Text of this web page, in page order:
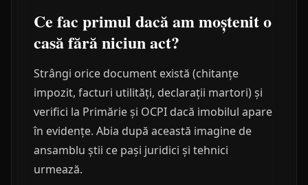
Ce fac primul dacă am moștenit o
casă fără niciun act?
Strângi orice document există (chitanțe
impozit, facturi utilități, declarații martori) și
verifici la Primărie și OCPI dacă imobilul apare
în evidențe. Abia după această imagine de
ansamblu știi ce pași juridici și tehnici
urmează.